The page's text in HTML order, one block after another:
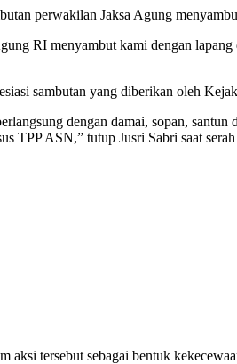
perwakilan Jaksa Agung
RI menyambut kami dengan
sambutan yang diberikan oleh
dengan damai, sopan,
TPP ASN,” tutup Jusri Sabri saat
aksi tersebut sebagai bentuk